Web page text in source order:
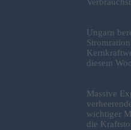
Ungarn
diesem
Massive
wichtiger
die